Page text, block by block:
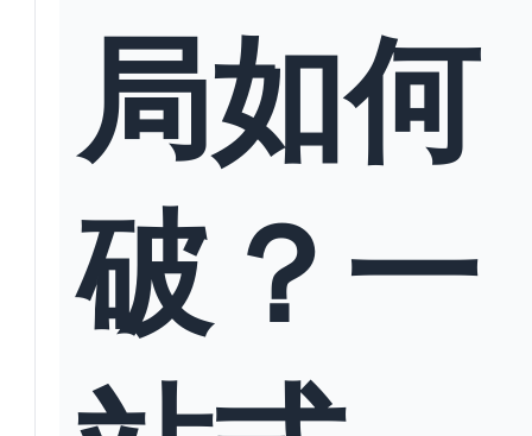
局如何
破？一